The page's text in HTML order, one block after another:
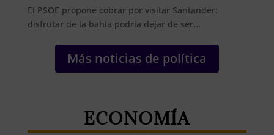
El PSOE propone cobrar por visitar Santander:
disfrutar de la bahía podría dejar de ser...
Más noticias de política
ECONOMÍA